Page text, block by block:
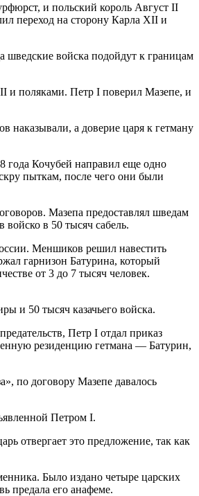
и польский король Август II
переход на сторону Карла XII и
шведские войска подойдут к границам
и поляками. Петр I поверил Мазепе, и
наказывали, а доверие царя к гетману
года Кочубей направил еще одно
пыткам, после чего они были
Мазепа предоставлял шведам
в 50 тысяч сабель.
Меншиков решил навестить
гарнизон Батурина, который
от 3 до 7 тысяч человек.
и 50 тысяч казачьего войска.
Петр I отдал приказ
резиденцию гетмана — Батурин,
по договору Мазепе давалось
Петром I.
отвергает это предложение, так как
Было издано четыре царских
предала его анафеме.